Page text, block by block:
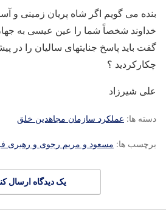
بنده می گویم اگر شاه پریان زمینی و
خداوند شخصاً شما را عین عیسی به
گفت باید پاسخ جنایتهای سالیان را در
چکارکردید ؟
علی شیرزاد
دسته ها: عملکرد سازمان مجاهدین خلق
برچسب ها: مسعود و مریم رجوی و رهبری
یک دیدگاه ارسال